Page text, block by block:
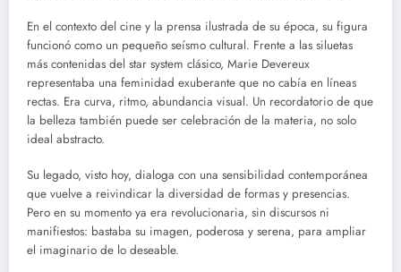
En el contexto del cine y la prensa ilustrada de su época, su figura
funcionó como un pequeño seísmo cultural. Frente a las siluetas
más contenidas del star system clásico, Marie Devereux
representaba una feminidad exuberante que no cabía en líneas
rectas. Era curva, ritmo, abundancia visual. Un recordatorio de que
la belleza también puede ser celebración de la materia, no solo
ideal abstracto.
Su legado, visto hoy, dialoga con una sensibilidad contemporánea
que vuelve a reivindicar la diversidad de formas y presencias.
Pero en su momento ya era revolucionaria, sin discursos ni
manifiestos: bastaba su imagen, poderosa y serena, para ampliar
el imaginario de lo deseable.